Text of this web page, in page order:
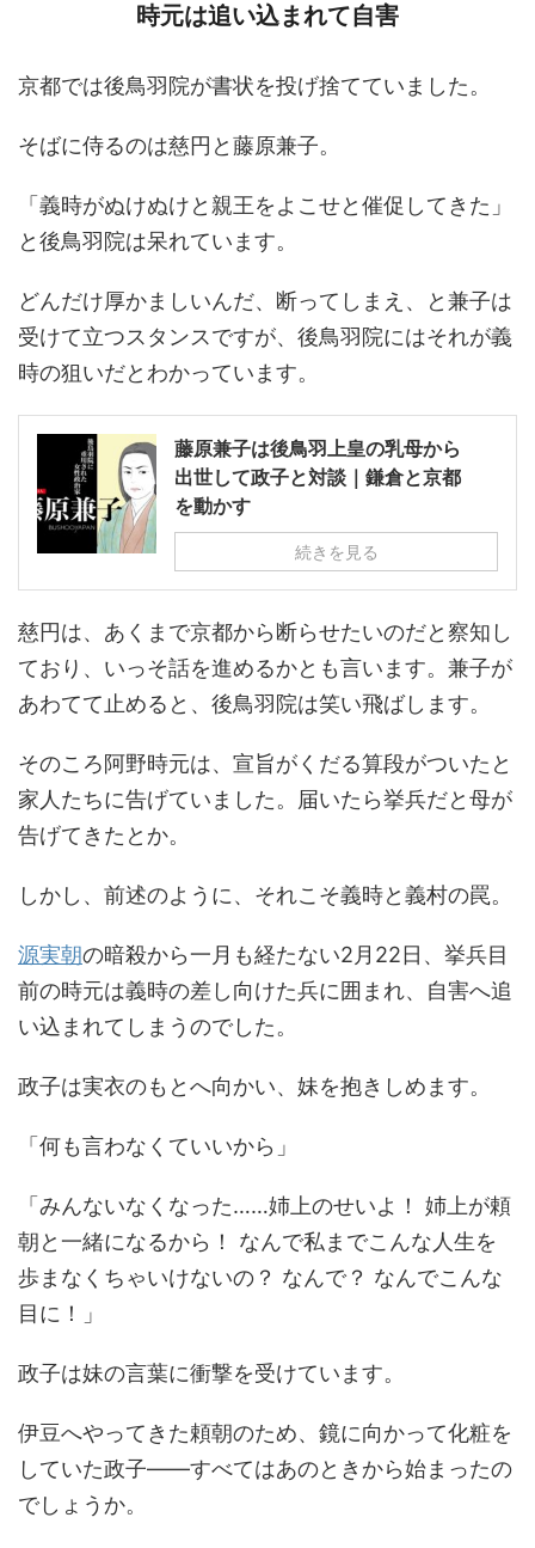
時元は追い込まれて自害
京都では後鳥羽院が書状を投げ捨てていました。
そばに侍るのは慈円と藤原兼子。
「義時がぬけぬけと親王をよこせと催促してきた」
と後鳥羽院は呆れています。
どんだけ厚かましいんだ、断ってしまえ、と兼子は
受けて立つスタンスですが、後鳥羽院にはそれが義
時の狙いだとわかっています。
藤原兼子は後鳥羽上皇の乳母から
出世して政子と対談｜鎌倉と京都
を動かす
続きを見る
慈円は、あくまで京都から断らせたいのだと察知し
ており、いっそ話を進めるかとも言います。兼子が
あわてて止めると、後鳥羽院は笑い飛ばします。
そのころ阿野時元は、宣旨がくだる算段がついたと
家人たちに告げていました。届いたら挙兵だと母が
告げてきたとか。
しかし、前述のように、それこそ義時と義村の罠。
源実朝の暗殺から一月も経たない2月22日、挙兵目
前の時元は義時の差し向けた兵に囲まれ、自害へ追
い込まれてしまうのでした。
政子は実衣のもとへ向かい、妹を抱きしめます。
「何も言わなくていいから」
「みんないなくなった……姉上のせいよ！ 姉上が頼
朝と一緒になるから！ なんで私までこんな人生を
歩まなくちゃいけないの？ なんで？ なんでこんな
目に！」
政子は妹の言葉に衝撃を受けています。
伊豆へやってきた頼朝のため、鏡に向かって化粧を
していた政子――すべてはあのときから始まったの
でしょうか。